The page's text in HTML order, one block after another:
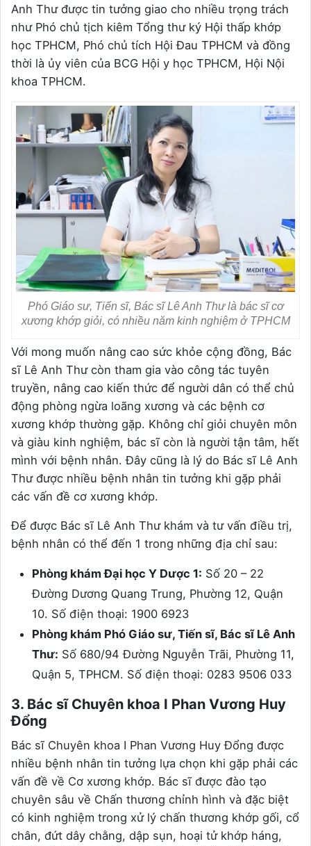
Anh Thư được tin tưởng giao cho nhiều trọng trách
như Phó chủ tịch kiêm Tổng thư ký Hội thấp khớp
học TPHCM, Phó chủ tích Hội Đau TPHCM và đồng
thời là ủy viên của BCG Hội y học TPHCM, Hội Nội
khoa TPHCM.
Phó Giáo sư, Tiến sĩ, Bác sĩ Lê Anh Thư là bác sĩ cơ
xương khớp giỏi, có nhiều năm kinh nghiệm ở TPHCM
Với mong muốn nâng cao sức khỏe cộng đồng, Bác
sĩ Lê Anh Thư còn tham gia vào công tác tuyên
truyền, nâng cao kiến thức để người dân có thể chủ
động phòng ngừa loãng xương và các bệnh cơ
xương khớp thường gặp. Không chỉ giỏi chuyên môn
và giàu kinh nghiệm, bác sĩ còn là người tận tâm, hết
mình với bệnh nhân. Đây cũng là lý do Bác sĩ Lê Anh
Thư được nhiều bệnh nhân tin tưởng khi gặp phải
các vấn đề cơ xương khớp.
Để được Bác sĩ Lê Anh Thư khám và tư vấn điều trị,
bệnh nhân có thể đến 1 trong những địa chỉ sau:
Phòng khám Đại học Y Dược 1: Số 20 – 22
Đường Dương Quang Trung, Phường 12, Quận
10. Số điện thoại: 1900 6923
Phòng khám Phó Giáo sư, Tiến sĩ, Bác sĩ Lê Anh
Thư: Số 680/94 Đường Nguyễn Trãi, Phường 11,
Quận 5, TPHCM. Số điện thoại: 0283 9506 033
3. Bác sĩ Chuyên khoa I Phan Vương Huy
Đổng
Bác sĩ Chuyên khoa I Phan Vương Huy Đổng được
nhiều bệnh nhân tin tưởng lựa chọn khi gặp phải các
vấn đề về Cơ xương khớp. Bác sĩ được đào tạo
chuyên sâu về Chấn thương chỉnh hình và đặc biệt
có kinh nghiệm trong xử lý chấn thương khớp gối, cổ
chân, đứt dây chằng, dập sụn, hoại tử khớp háng,